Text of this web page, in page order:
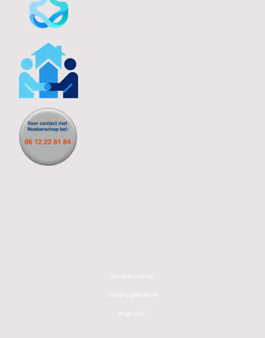
Vincentius Welzijn
Stichting gemeente
Bergen (Lb.)